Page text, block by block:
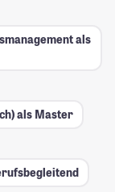
als
als Master